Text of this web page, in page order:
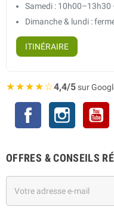
Samedi : 10h00–13h30
Dimanche & lundi :
ITINÉRAIRE
★★★★☆4,4/5sur
Facebook Instagram
OFFRES & CONSEILS